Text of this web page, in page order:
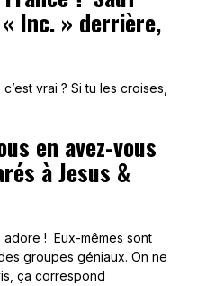
Inc. » derrière,
vrai ? Si tu les croises,
en avez-vous
à Jesus &
adore ! Eux-mêmes sont
groupes géniaux. On ne
ça correspond